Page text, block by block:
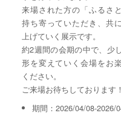
来場された方の「ふるさ
持ち寄っていただき、共
上げていく展示です。
約2週間の会期の中で、少
形を変えていく会場をお
ください。
ご来場お待ちしております！
期間：2026/04/08-2026/